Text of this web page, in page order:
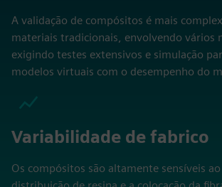
A validação de compósitos é mais
materiais tradicionais, envolvendo vários
exigindo testes extensivos e simulação
modelos virtuais com o desempenho do
Variabilidade de fabrico
Os compósitos são altamente sensíveis